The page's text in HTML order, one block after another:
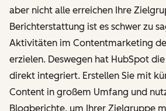
aber nicht alle erreichen Ihre
Berichterstattung ist es schwer zu
Aktivitäten im Contentmarketing
erzielen. Deswegen hat HubSpot
direkt integriert. Erstellen Sie mit
Content in großem Umfang und
Blogberichte, um Ihrer Zielgruppe